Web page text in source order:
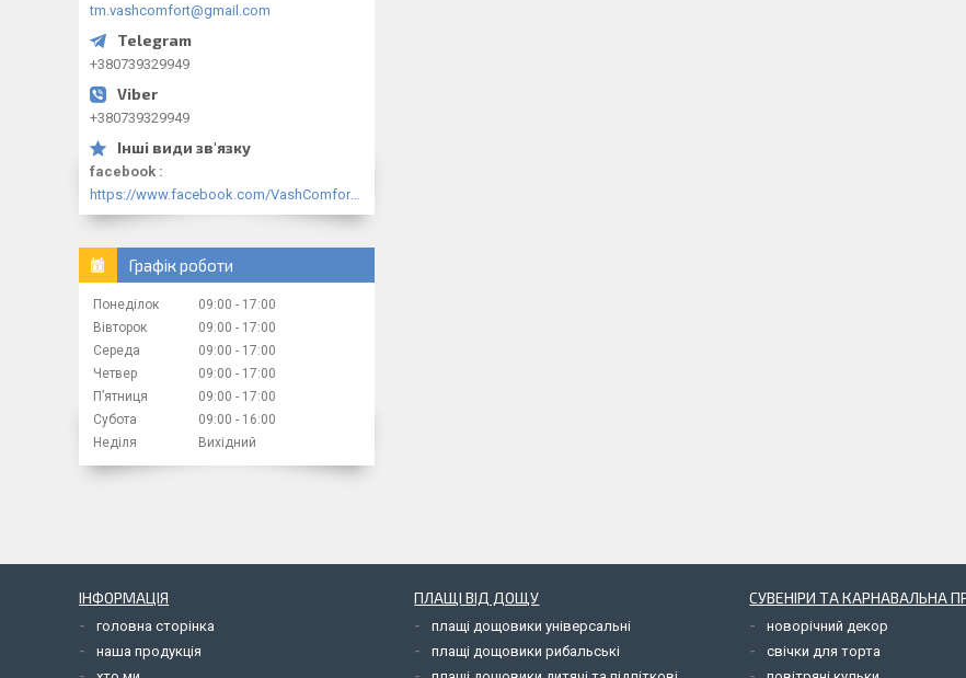
tm.vashcomfort@gmail.com
+380739329949
+380739329949
facebook
https://www.facebook.com/VashComfort.ua/
Графік роботи
Понеділок 09:00
17:00
Вівторок
09:00
17:00
Середа
09:00
17:00
Четвер
09:00
17:00
Пʼятниця
09:00
17:00
Субота
09:00
16:00
Неділя
Вихідний
ІНФОРМАЦІЯ
головна сторінка
наша продукція
ПЛАЩІ ВІД ДОЩУ
плащі дощовики універсальні
плащі дощовики рибальські
СУВЕНІРИ ТА КАРНАВАЛЬНА
новорічний декор
свічки для торта